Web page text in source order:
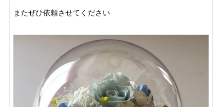
またぜひ依頼させてください